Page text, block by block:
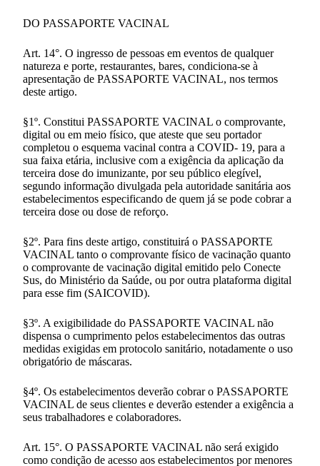
DO PASSAPORTE VACINAL
Art. 14°. O ingresso de pessoas em eventos de qualquer
natureza e porte, restaurantes, bares, condiciona-se à
apresentação de PASSAPORTE VACINAL, nos termos
deste artigo.
§1º. Constitui PASSAPORTE VACINAL o comprovante,
digital ou em meio físico, que ateste que seu portador
completou o esquema vacinal contra a COVID- 19, para a
sua faixa etária, inclusive com a exigência da aplicação da
terceira dose do imunizante, por seu público elegível,
segundo informação divulgada pela autoridade sanitária aos
estabelecimentos especificando de quem já se pode cobrar a
terceira dose ou dose de reforço.
§2º. Para fins deste artigo, constituirá o PASSAPORTE
VACINAL tanto o comprovante físico de vacinação quanto
o comprovante de vacinação digital emitido pelo Conecte
Sus, do Ministério da Saúde, ou por outra plataforma digital
para esse fim (SAICOVID).
§3º. A exigibilidade do PASSAPORTE VACINAL não
dispensa o cumprimento pelos estabelecimentos das outras
medidas exigidas em protocolo sanitário, notadamente o uso
obrigatório de máscaras.
§4º. Os estabelecimentos deverão cobrar o PASSAPORTE
VACINAL de seus clientes e deverão estender a exigência a
seus trabalhadores e colaboradores.
Art. 15°. O PASSAPORTE VACINAL não será exigido
como condição de acesso aos estabelecimentos por menores